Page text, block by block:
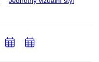
PřidatPřidat